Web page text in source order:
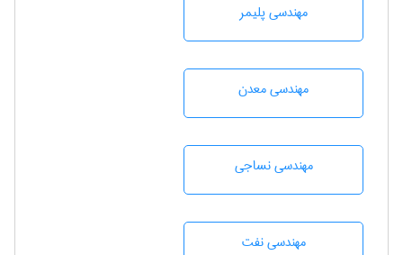
مهندسی پليمر
مهندسی معدن
مهندسي نساجی
مهندسی نفت